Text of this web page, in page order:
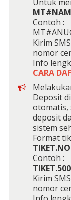
Contoh :
Kirim
nomor
Info
CARA
Deposit
otomatis,
deposit
sistem
Format
Contoh :
Kirim
nomor